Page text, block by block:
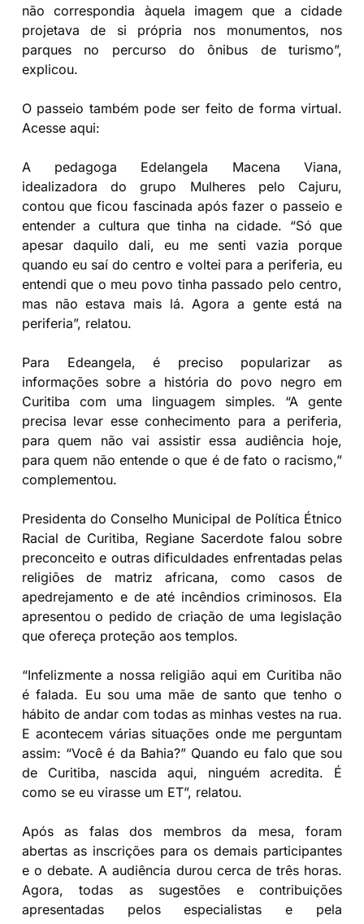
não correspondia àquela imagem que a cidade
projetava de si própria nos monumentos, nos
parques no percurso do ônibus de turismo”,
explicou.
O passeio também pode ser feito de forma virtual.
Acesse aqui:
A pedagoga Edelangela Macena Viana,
idealizadora do grupo Mulheres pelo Cajuru,
contou que ficou fascinada após fazer o passeio e
entender a cultura que tinha na cidade. “Só que
apesar daquilo dali, eu me senti vazia porque
quando eu saí do centro e voltei para a periferia, eu
entendi que o meu povo tinha passado pelo centro,
mas não estava mais lá. Agora a gente está na
periferia”, relatou.
Para Edeangela, é preciso popularizar as
informações sobre a história do povo negro em
Curitiba com uma linguagem simples. “A gente
precisa levar esse conhecimento para a periferia,
para quem não vai assistir essa audiência hoje,
para quem não entende o que é de fato o racismo,”
complementou.
Presidenta do Conselho Municipal de Política Étnico
Racial de Curitiba, Regiane Sacerdote falou sobre
preconceito e outras dificuldades enfrentadas pelas
religiões de matriz africana, como casos de
apedrejamento e de até incêndios criminosos. Ela
apresentou o pedido de criação de uma legislação
que ofereça proteção aos templos.
“Infelizmente a nossa religião aqui em Curitiba não
é falada. Eu sou uma mãe de santo que tenho o
hábito de andar com todas as minhas vestes na rua.
E acontecem várias situações onde me perguntam
assim: “Você é da Bahia?” Quando eu falo que sou
de Curitiba, nascida aqui, ninguém acredita. É
como se eu virasse um ET”, relatou.
Após as falas dos membros da mesa, foram
abertas as inscrições para os demais participantes
e o debate. A audiência durou cerca de três horas.
Agora, todas as sugestões e contribuições
apresentadas pelos especialistas e pela